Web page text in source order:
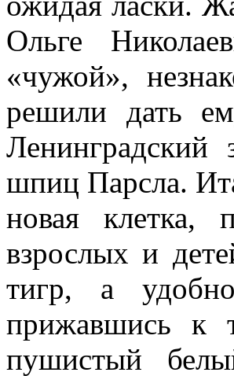
Ольге
«чужой»,
решили дать
Ленинградский
шпиц Парсла.
новая клетка,
взрослых и
тигр, а
прижавшись к
пушистый